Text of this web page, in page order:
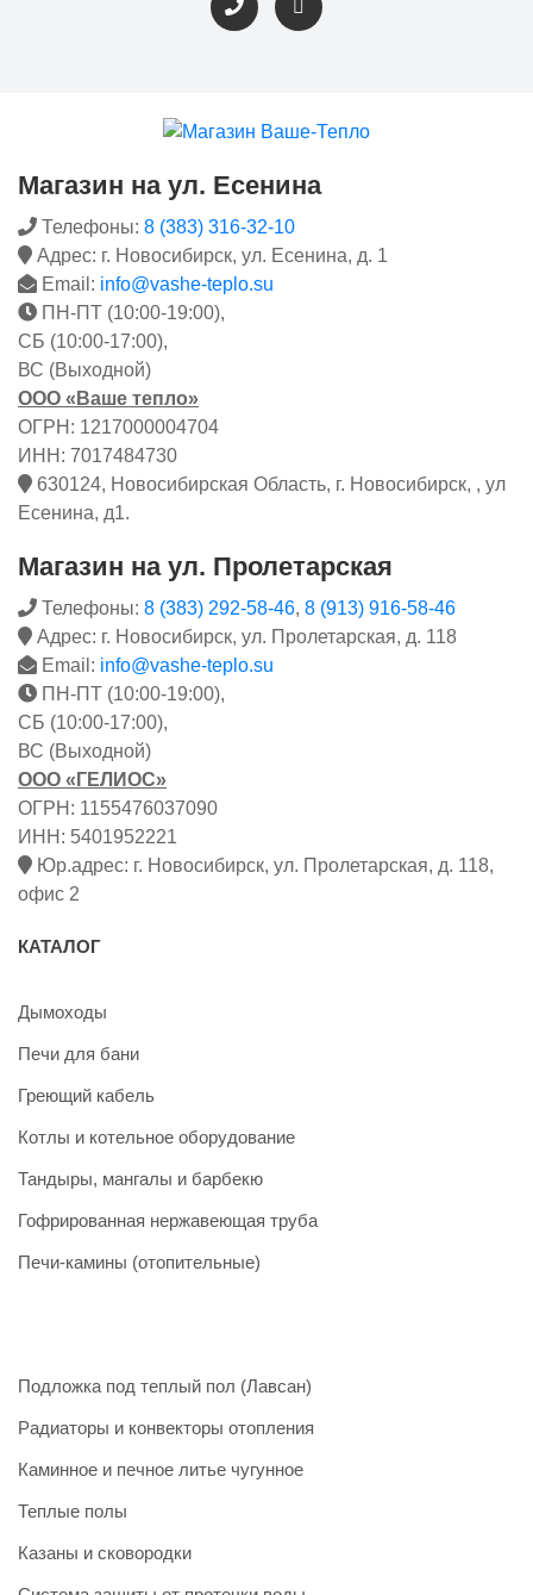
Магазин на ул. Есенина
Телефоны: 8 (383) 316-32-10
Адрес: г. Новосибирск, ул. Есенина, д. 1
Email: info@vashe-teplo.su
ПН-ПТ (10:00-19:00),
СБ (10:00-17:00),
ВС (Выходной)
ООО «Ваше тепло»
ОГРН: 1217000004704
ИНН: 7017484730
630124, Новосибирская Область, г. Новосибирск, , ул
Есенина, д1.
Магазин на ул. Пролетарская
Телефоны: 8 (383) 292-58-46, 8 (913) 916-58-46
Адрес: г. Новосибирск, ул. Пролетарская, д. 118
Email: info@vashe-teplo.su
ПН-ПТ (10:00-19:00),
СБ (10:00-17:00),
ВС (Выходной)
ООО «ГЕЛИОС»
ОГРН: 1155476037090
ИНН: 5401952221
Юр.адрес: г. Новосибирск, ул. Пролетарская, д. 118,
офис 2
КАТАЛОГ
Дымоходы
Печи для бани
Греющий кабель
Котлы и котельное оборудование
Тандыры, мангалы и барбекю
Гофрированная нержавеющая труба
Печи-камины (отопительные)
Подложка под теплый пол (Лавсан)
Радиаторы и конвекторы отопления
Каминное и печное литье чугунное
Теплые полы
Казаны и сковородки